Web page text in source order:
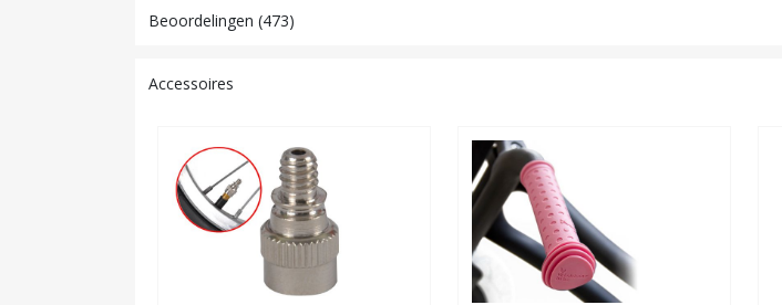
Beoordelingen (473)
Accessoires